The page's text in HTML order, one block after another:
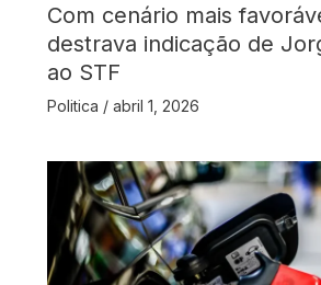
Com cenário mais
destrava indicação de
ao STF
Politica / abril 1, 2026